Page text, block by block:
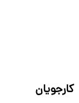
کارجویان